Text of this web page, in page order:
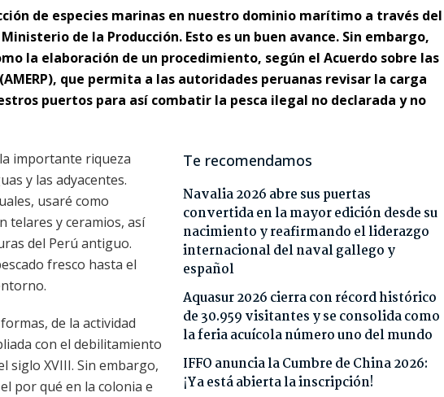
de especies marinas en nuestro dominio marítimo a través del
de la Producción. Esto es un buen avance. Sin embargo,
la elaboración de un procedimiento, según el Acuerdo sobre las
que permita a las autoridades peruanas revisar la carga
puertos para así combatir la pesca ilegal no declarada y no
Te recomendamos
Navalia 2026 abre sus puertas
convertida en la mayor edición desde su
nacimiento y reafirmando el liderazgo
internacional del naval gallego y
español
Aquasur 2026 cierra con récord histórico
de 30.959 visitantes y se consolida como
la feria acuícola número uno del mundo
IFFO anuncia la Cumbre de China 2026:
¡Ya está abierta la inscripción!
importante riqueza
y las adyacentes.
usaré como
telares y ceramios, así
del Perú antiguo.
fresco hasta el
de la actividad
con el debilitamiento
siglo XVIII. Sin embargo,
por qué en la colonia e